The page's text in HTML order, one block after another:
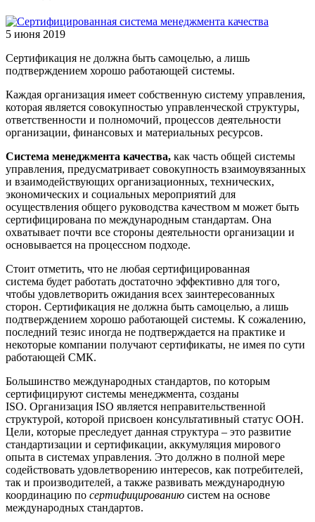
5 июня 2019
Сертификация не должна быть самоцелью, а лишь
подтверждением хорошо работающей системы.
Каждая организация имеет собственную систему управления,
которая является совокупностью управленческой структуры,
ответственности и полномочий, процессов деятельности
организации, финансовых и материальных ресурсов.
Система менеджмента качества, как часть общей системы
управления, предусматривает совокупность взаимоувязанных
и взаимодействующих организационных, технических,
экономических и социальных мероприятий для
осуществления общего руководства качеством м может быть
сертифицирована по международным стандартам. Она
охватывает почти все стороны деятельности организации и
основывается на процессном подходе.
Стоит отметить, что не любая сертифицированная
система будет работать достаточно эффективно для того,
чтобы удовлетворить ожидания всех заинтересованных
сторон. Сертификация не должна быть самоцелью, а лишь
подтверждением хорошо работающей системы. К сожалению,
последний тезис иногда не подтверждается на практике и
некоторые компании получают сертификаты, не имея по сути
работающей СМК.
Большинство международных стандартов, по которым
сертифицируют системы менеджмента, созданы
ISO. Организация ISO является неправительственной
структурой, которой присвоен консультативный статус ООН.
Цели, которые преследует данная структура – это развитие
стандартизации и сертификации, аккумуляция мирового
опыта в системах управления. Это должно в полной мере
содействовать удовлетворению интересов, как потребителей,
так и производителей, а также развивать международную
координацию по сертифицированию систем на основе
международных стандартов.